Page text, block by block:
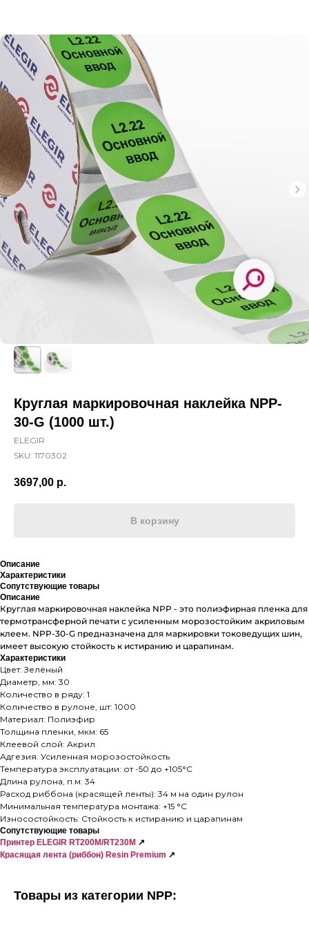
Круглая маркировочная наклейка NPP-
30-G (1000 шт.)
ELEGIR
SKU: 1170302
3697,00 р.
В корзину
Описание
Характеристики
Сопутствующие товары
Описание
Круглая маркировочная наклейка NPP - это полиэфирная пленка для
термотрансферной печати с усиленным морозостойким акриловым
клеем. NPP-30-G предназначена для маркировки токоведущих шин,
имеет высокую стойкость к истиранию и царапинам.
Характеристики
Цвет: Зелёный
Диаметр, мм: 30
Количество в ряду: 1
Количество в рулоне, шт: 1000
Материал: Полиэфир
Толщина пленки, мкм: 65
Клеевой слой: Акрил
Адгезия: Усиленная морозостойкость
Температура эксплуатации: от -50 до +105°C
Длина рулона, п.м: 34
Расход риббона (красящей ленты): 34 м на один рулон
Минимальная температура монтажа: +15 °C
Износостойкость: Cтойкость к истиранию и царапинам
Сопутствующие товары
Принтер ELEGIR RT200M/RT230M ↗
Красящая лента (риббон) Resin Premium ↗
Товары из категории NPP: